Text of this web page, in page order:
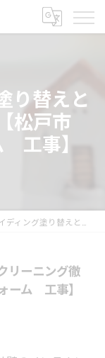
り替えと
松戸市
工事】
リーニング徹底解説【松戸市 外壁塗装 リフォーム 工事】
リーニング徹
ーム 工事】